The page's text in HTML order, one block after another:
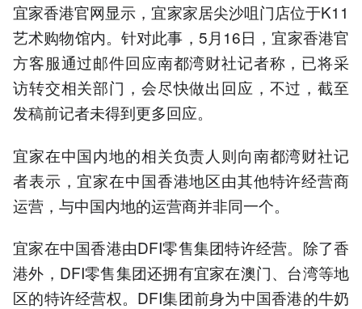
宜家香港官网显示，宜家家居尖沙咀门店位于K11
艺术购物馆内。针对此事，5月16日，宜家香港官
方客服通过邮件回应南都湾财社记者称，已将采
访转交相关部门，会尽快做出回应，不过，截至
发稿前记者未得到更多回应。
宜家在中国内地的相关负责人则向南都湾财社记
者表示，宜家在中国香港地区由其他特许经营商
运营，与中国内地的运营商并非同一个。
宜家在中国香港由DFI零售集团特许经营。除了香
港外，DFI零售集团还拥有宜家在澳门、台湾等地
区的特许经营权。DFI集团前身为中国香港的牛奶